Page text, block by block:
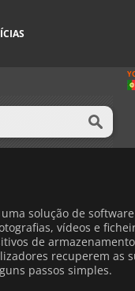
solução de
vídeos e
de
recuperem as
passos simples.